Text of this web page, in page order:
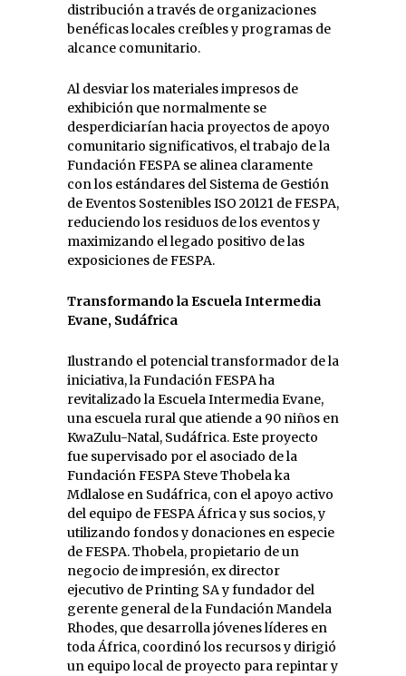
distribución a través de organizaciones
benéficas locales creíbles y programas de
alcance comunitario.
Al desviar los materiales impresos de
exhibición que normalmente se
desperdiciarían hacia proyectos de apoyo
comunitario significativos, el trabajo de la
Fundación FESPA se alinea claramente
con los estándares del Sistema de Gestión
de Eventos Sostenibles ISO 20121 de FESPA,
reduciendo los residuos de los eventos y
maximizando el legado positivo de las
exposiciones de FESPA.
Transformando la Escuela Intermedia
Evane, Sudáfrica
Ilustrando el potencial transformador de la
iniciativa, la Fundación FESPA ha
revitalizado la Escuela Intermedia Evane,
una escuela rural que atiende a 90 niños en
KwaZulu-Natal, Sudáfrica. Este proyecto
fue supervisado por el asociado de la
Fundación FESPA Steve Thobela ka
Mdlalose en Sudáfrica, con el apoyo activo
del equipo de FESPA África y sus socios, y
utilizando fondos y donaciones en especie
de FESPA. Thobela, propietario de un
negocio de impresión, ex director
ejecutivo de Printing SA y fundador del
gerente general de la Fundación Mandela
Rhodes, que desarrolla jóvenes líderes en
toda África, coordinó los recursos y dirigió
un equipo local de proyecto para repintar y